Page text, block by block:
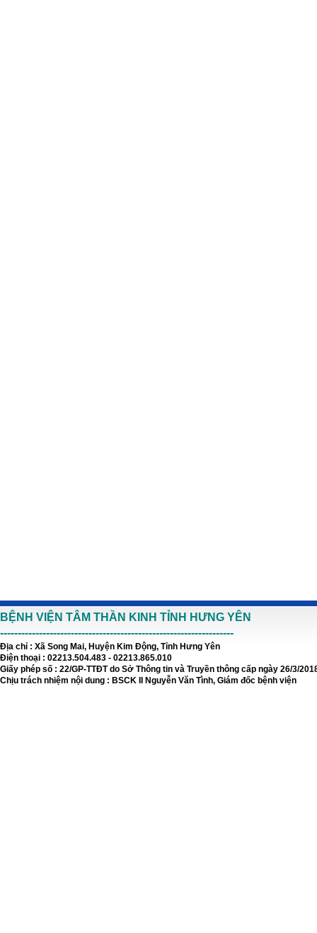
BỆNH VIỆN TÂM THẦN KINH TỈNH HƯNG YÊN
------------------------------------------------------------------
Địa chỉ : Xã Song Mai, Huyện Kim Động, Tỉnh Hưng Yên
Điện thoại : 02213.504.483 - 02213.865.010
Giấy phép số : 22/GP-TTĐT do Sở Thông tin và Truyền thông cấp ngày 26/3/
Chịu trách nhiệm nội dung : BSCK II Nguyễn Văn Tình, Giám đốc bệnh viện